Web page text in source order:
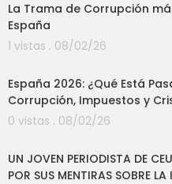
La Trama de Corrupción
España
1 vistas . 08/02/26
España 2026: ¿Qué Está
Corrupción, Impuestos y
0 vistas . 08/02/26
UN JOVEN PERIODISTA DE
POR SUS MENTIRAS SOBRE